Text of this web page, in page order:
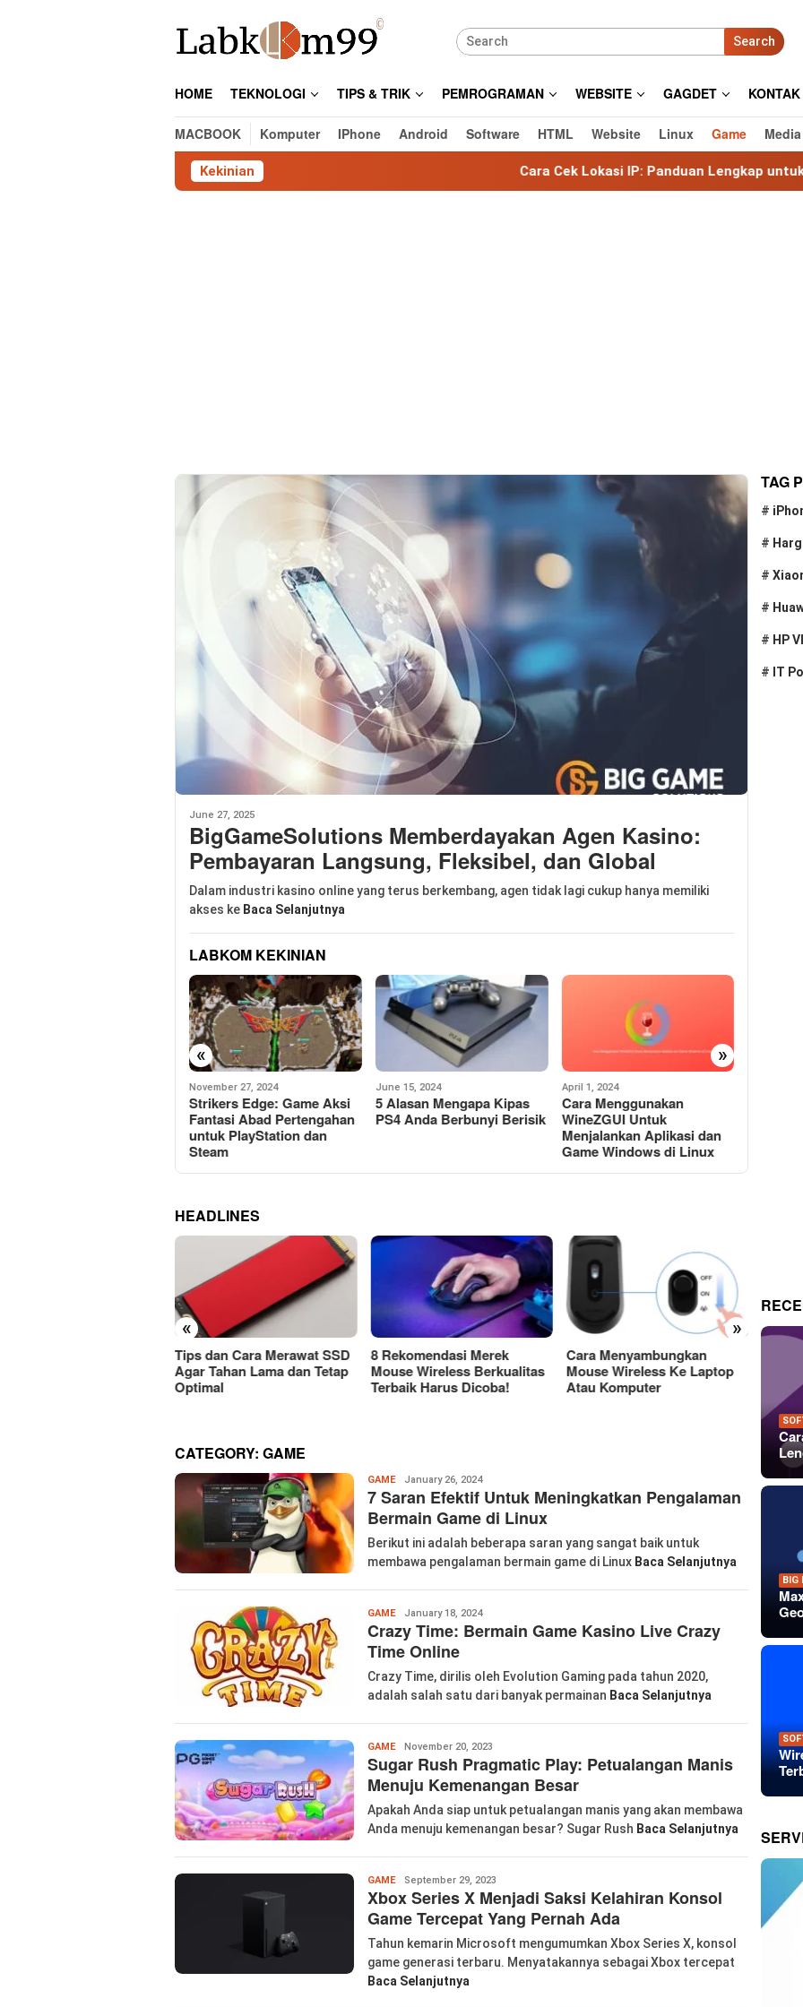
Search
HOME TEKNOLOGI TIPS & TRIK PEMROGRAMAN WEBSITE GAGDET
MACBOOK Komputer IPhone Android Software HTML Website Linux Game
Kekinian Cara Cek Lokasi IP: Panduan Lengkap untuk Mengetahui
June 27, 2025
BigGameSolutions Memberdayakan Agen Kasino:
Pembayaran Langsung, Fleksibel, dan Global
Dalam industri kasino online yang terus berkembang, agen tidak lagi cukup hanya memiliki
akses ke Baca Selanjutnya
LABKOM KEKINIAN
« »
June 15, 2024
5 Alasan Mengapa Kipas
PS4 Anda Berbunyi Berisik
April 1, 2024
Cara Menggunakan
WineZGUI Untuk
March 28, 2024
Cara Menginstal Aplikasi
1Win Indonesia untuk
Android iOS dan Windows
HEADLINES
« »
8 Rekomendasi Merek
Mouse Wireless Berkualitas
Terbaik Harus Dicoba!
Cara Menyambungkan
Mouse Wireless Ke Laptop
Atau Komputer
Perbedaan Antara Layar
OLED Dan LCD Mana Yang
Lebih Baik?
15
Dan
CATEGORY: GAME
GAMEWanglu
Piao
January 26, 2024
7 Saran Efektif Untuk Meningkatkan Pengalaman
Bermain Game di Linux
Berikut ini adalah beberapa saran yang sangat baik untuk
membawa pengalaman bermain game di Linux Baca Selanjutnya
GAMElabkom99
January 18, 2024
Crazy Time: Bermain Game Kasino Live Crazy
Time Online
Crazy Time, dirilis oleh Evolution Gaming pada tahun 2020,
adalah salah satu dari banyak permainan Baca Selanjutnya
GAMEWanglu
Piao
November 20, 2023
Sugar Rush Pragmatic Play: Petualangan Manis
Menuju Kemenangan Besar
Apakah Anda siap untuk petualangan manis yang akan membawa
Anda menuju kemenangan besar? Sugar Rush Baca Selanjutnya
GAMElabkom99
September 29, 2023
Xbox Series X Menjadi Saksi Kelahiran Konsol
Game Tercepat Yang Pernah Ada
Tahun kemarin Microsoft mengumumkan Xbox Series X, konsol
game generasi terbaru. Menyatakannya sebagai Xbox tercepat
Baca Selanjutnya
TAG
#
#
#
#
# HP
# IT
BIG